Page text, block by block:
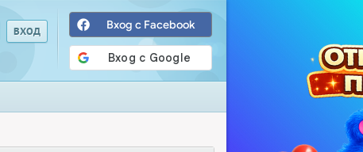
Вход с Facebook